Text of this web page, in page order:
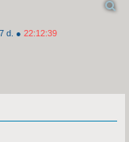
d. ● 22:12:39